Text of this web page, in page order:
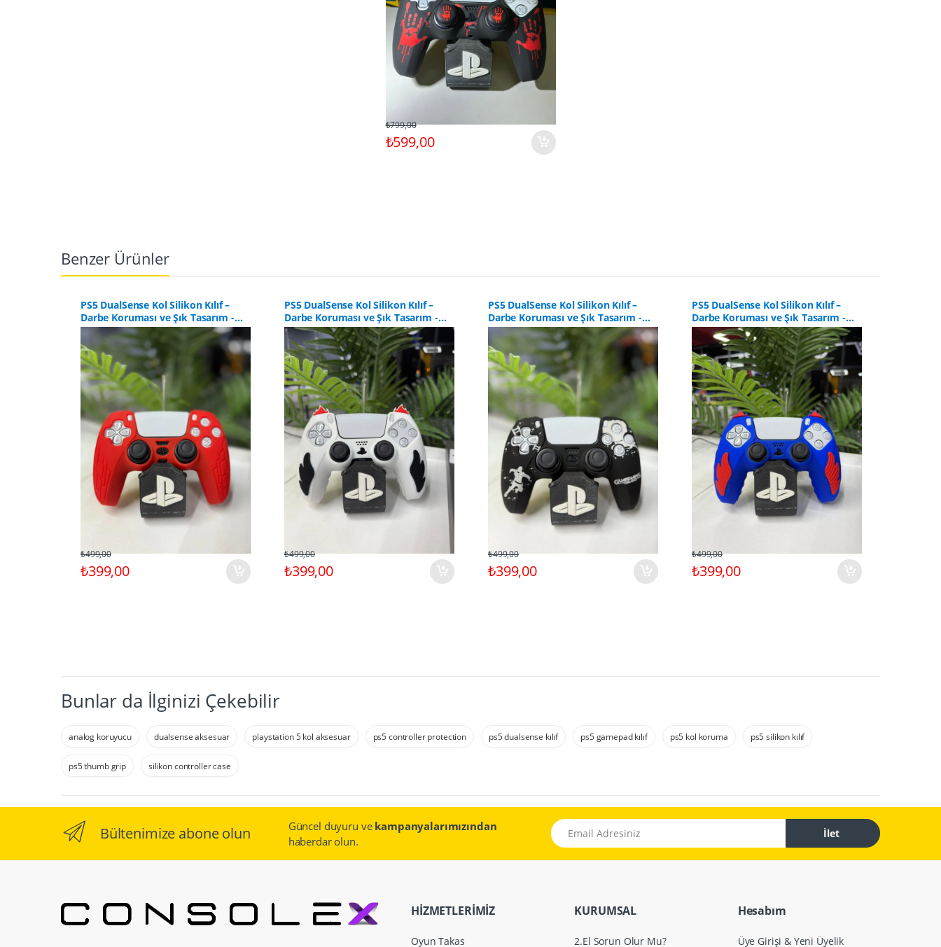
₺599,00
₺799,00
Benzer Ürünler
PS5 DualSense Kol Silikon Kılıf –
Darbe Koruması ve Şık Tasarım -
CLK9024
₺399,00
₺499,00
PS5 DualSense Kol Silikon Kılıf –
Darbe Koruması ve Şık Tasarım -
CLK9022
₺399,00
₺499,00
PS5 DualSense Kol Silikon Kılıf –
Darbe Koruması ve Şık Tasarım -
CLK9014
₺399,00
₺499,00
PS5 DualSense Kol Silikon Kılıf –
Darbe Koruması ve Şık Tasarım -
CLK9028
₺399,00
₺499,00
Bunlar da İlginizi Çekebilir
analog koruyucu dualsense aksesuar playstation 5 kol aksesuar ps5 controller protection ps5 dualsense kılıf ps5 gamepad kılıf ps5 kol koruma ps5 silikon kılıf
ps5 thumb grip silikon controller case
Bültenimize abone olun Güncel duyuru ve kampanyalarımızından
haberdar olun.
Email Adresiniz
İlet
HİZMETLERİMİZ
Oyun Takas
KURUMSAL
2.El Sorun Olur Mu?
Hesabım
Üye Girişi & Yeni Üyelik